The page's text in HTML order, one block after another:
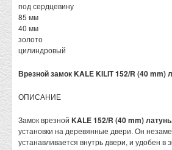
под сердцевину
85 мм
40 мм
золото
цилиндровый
Врезной замок KALE KILIT 152/R (40 mm)
ОПИСАНИЕ
Замок врезной KALE 152/R (40 mm)
установки на деревянные двери. Он
устанавливается внутрь двери, и удобен в